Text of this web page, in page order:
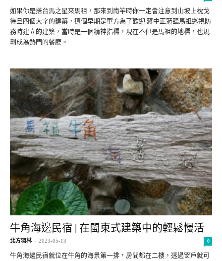
如果你是搭台馬之星來馬祖，那來到南竿時你一定會注意到山坡上枕戈
待旦四個大字的建築，這個早期是軍方為了歡迎 蔣中正蒞臨馬祖巡視防
務時建立的建築，當時是一個精神指標，現在不但是馬祖的地標，也規
劃成為熱門的餐廳。
牛角海邊民宿 | 在閩東式建築中的輕鬆慢活
北方羽林 - 2023-05-13 0
牛角海邊民宿就位在牛角的海景第一排，房間都在二樓，透過窗戶就可